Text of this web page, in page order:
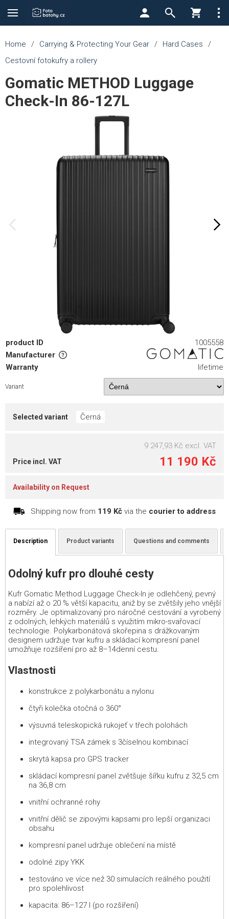
Home / Carrying & Protecting Your Gear / Hard Cases
/
Cestovní fotokufry a rollery
Gomatic METHOD Luggage
Check-In 86-127L
product ID
1005558
Manufacturer
Warranty
lifetime
Variant
Selected variant Černá
9 247,93 Kč excl. VAT
11 190 Kč
Price incl. VAT
Availability on Request
Shipping now from 119 Kč via the courier to address
Description Product variants Questions and comments
Odolný kufr pro dlouhé cesty
Kufr Gomatic Method Luggage Check-In je odlehčený, pevný
a nabízí až o 20 % větší kapacitu, aniž by se zvětšily jeho vnější
rozměry. Je optimalizovaný pro náročné cestování a vyrobený
z odolných, lehkých materiálů s využitím mikro-svařovací
technologie. Polykarbonátová skořepina s drážkovaným
designem udržuje tvar kufru a skládací kompresní panel
umožňuje rozšíření pro až 8–14denní cestu.
Vlastnosti
konstrukce z polykarbonátu a nylonu
čtyři kolečka otočná o 360°
výsuvná teleskopická rukojeť v třech polohách
integrovaný TSA zámek s 3číselnou kombinací
skrytá kapsa pro GPS tracker
skládací kompresní panel zvětšuje šířku kufru z 32,5 cm
na 36,8 cm
vnitřní ochranné rohy
vnitřní dělič se zipovými kapsami pro lepší organizaci
obsahu
kompresní panel udržuje oblečení na místě
odolné zipy YKK
testováno ve více než 30 simulacích reálného použití
pro spolehlivost
kapacita: 86–127 l (po rozšíření)